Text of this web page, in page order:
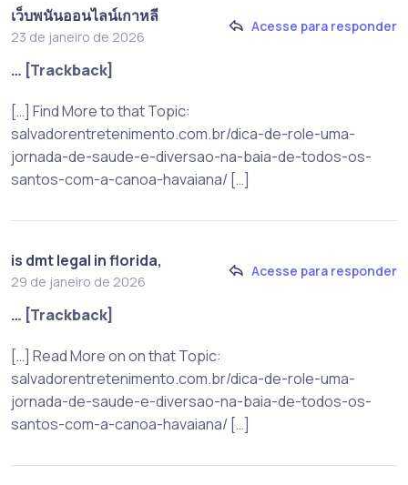
เว็บพนันออนไลน์เกาหลี
23 de janeiro de 2026
Acesse para responder
… [Trackback]
[…] Find More to that Topic:
salvadorentretenimento.com.br/dica-de-role-uma-
jornada-de-saude-e-diversao-na-baia-de-todos-os-
santos-com-a-canoa-havaiana/ […]
is dmt legal in florida,
29 de janeiro de 2026
Acesse para responder
… [Trackback]
[…] Read More on on that Topic:
salvadorentretenimento.com.br/dica-de-role-uma-
jornada-de-saude-e-diversao-na-baia-de-todos-os-
santos-com-a-canoa-havaiana/ […]